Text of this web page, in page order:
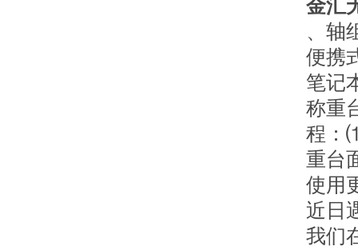
金汇
、轴
便携
笔记
称重
程：
重台
使用
近日
我们